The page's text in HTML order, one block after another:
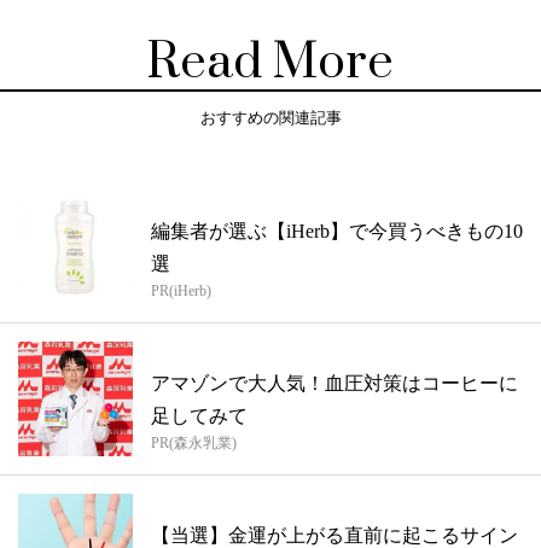
Read More
おすすめの関連記事
編集者が選ぶ【iHerb】で今買うべきもの10
選
PR(iHerb)
アマゾンで大人気！血圧対策はコーヒーに
足してみて
PR(森永乳業)
【当選】金運が上がる直前に起こるサイン